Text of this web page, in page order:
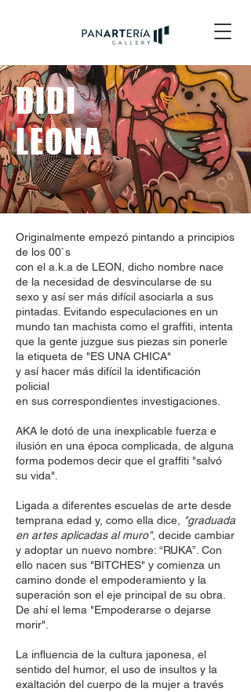
DIDI
LEONA
Originalmente empezó pintando a principios
de los 00`s
con el a.k.a de LEON, dicho nombre nace
de la necesidad de desvincularse de su
sexo y así ser más difícil asociarla a sus
pintadas. Evitando especulaciones en un
mundo tan machista como el graffiti, intenta
que la gente juzgue sus piezas sin ponerle
la etiqueta de "ES UNA CHICA"
y así hacer más difícil la identificación
policial
en sus correspondientes investigaciones.
AKA le dotó de una inexplicable fuerza e
ilusión en una época complicada, de alguna
forma podemos decir que el graffiti "salvó
su vida".
Ligada a diferentes escuelas de arte desde
temprana edad y, como ella dice,
"graduada
en artes aplicadas al muro", decide cambiar
y adoptar un nuevo nombre: “RUKA”. Con
ello nacen sus "BITCHES" y comienza un
camino donde el empoderamiento y la
superación son el eje principal de su obra.
De ahí el lema "Empoderarse o dejarse
morir".
La influencia de la cultura japonesa, el
sentido del humor, el uso de insultos y la
exaltación del cuerpo de la mujer a través